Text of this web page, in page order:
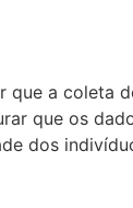
a coleta
que os
dos